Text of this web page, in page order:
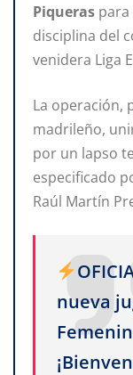
Piqueras para
disciplina del
venidera Liga
La operación,
madrileño,
por un lapso
especificado
Raúl Martín
nueva